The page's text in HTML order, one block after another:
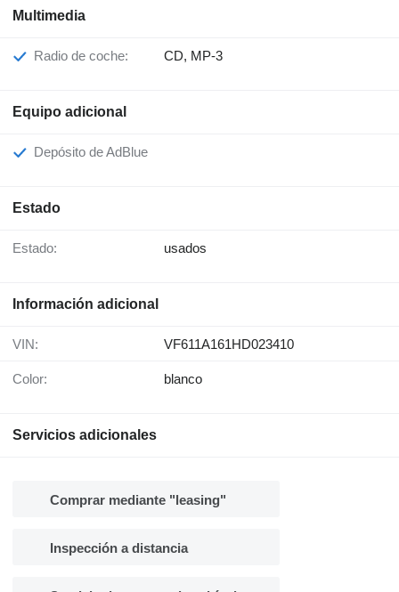
Multimedia
Radio de coche: CD, MP-3
Equipo adicional
Depósito de AdBlue
Estado
Estado: usados
Información adicional
VIN: VF611A161HD023410
Color: blanco
Servicios adicionales
Comprar mediante "leasing"
Inspección a distancia